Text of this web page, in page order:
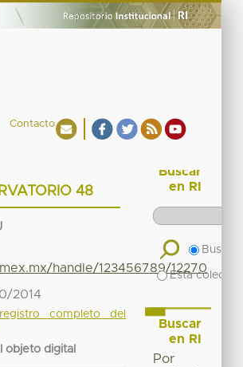
Contacto
48
handle/123456789/12270
2014
completo del
objeto digital
Buscar
en RI
Buscar
Esta
Buscar
en RI
Por